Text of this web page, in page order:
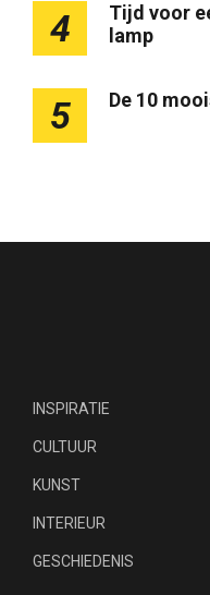
4
Tijd voor
lamp
5 De 10
INSPIRATIE
CULTUUR
KUNST
INTERIEUR
GESCHIEDENIS